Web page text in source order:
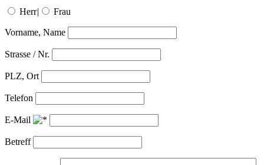
Herr| Frau
Vorname, Name
Strasse / Nr.
PLZ, Ort
Telefon
E-Mail
Betreff